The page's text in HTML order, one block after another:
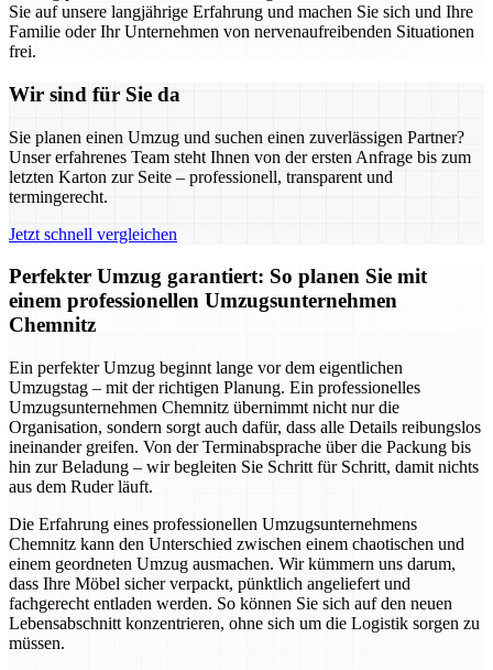
Sie auf unsere langjährige Erfahrung und machen Sie sich und Ihre
Familie oder Ihr Unternehmen von nervenaufreibenden Situationen
frei.
Wir sind für Sie da
Sie planen einen Umzug und suchen einen zuverlässigen Partner?
Unser erfahrenes Team steht Ihnen von der ersten Anfrage bis zum
letzten Karton zur Seite – professionell, transparent und
termingerecht.
Jetzt schnell vergleichen
Perfekter Umzug garantiert: So planen Sie mit
einem professionellen Umzugsunternehmen
Chemnitz
Ein perfekter Umzug beginnt lange vor dem eigentlichen
Umzugstag – mit der richtigen Planung. Ein professionelles
Umzugsunternehmen Chemnitz übernimmt nicht nur die
Organisation, sondern sorgt auch dafür, dass alle Details reibungslos
ineinander greifen. Von der Terminabsprache über die Packung bis
hin zur Beladung – wir begleiten Sie Schritt für Schritt, damit nichts
aus dem Ruder läuft.
Die Erfahrung eines professionellen Umzugsunternehmens
Chemnitz kann den Unterschied zwischen einem chaotischen und
einem geordneten Umzug ausmachen. Wir kümmern uns darum,
dass Ihre Möbel sicher verpackt, pünktlich angeliefert und
fachgerecht entladen werden. So können Sie sich auf den neuen
Lebensabschnitt konzentrieren, ohne sich um die Logistik sorgen zu
müssen.